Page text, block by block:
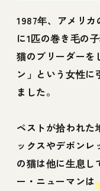
1987年、アメリ
に1匹の巻き毛の
猫のブリーダーを
ン」という女性に
ました。
ペストが拾われた
ックスやデボン
の猫は他に生息し
ー・ニューマンは